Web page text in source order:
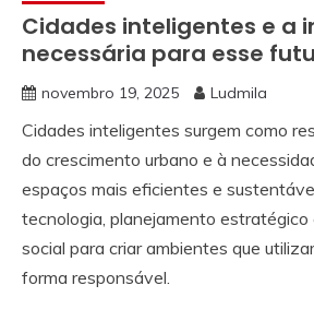
Cidades inteligentes e a
necessária para esse
novembro 19, 2025 Ludmila
Cidades inteligentes surgem como
do crescimento urbano e à
espaços mais eficientes e
tecnologia, planejamento estratégico
social para criar ambientes que
forma responsável.